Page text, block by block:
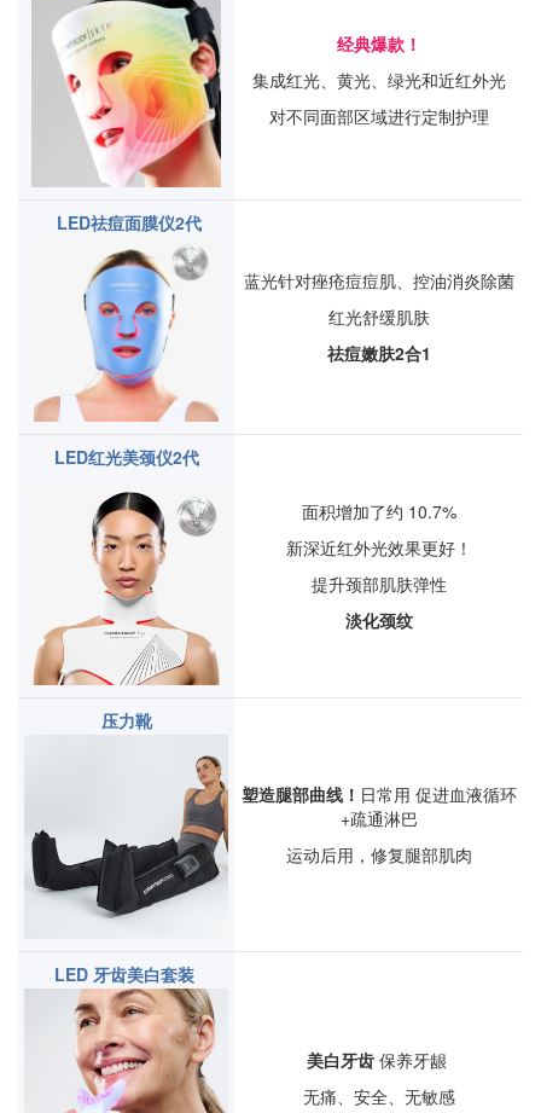
经典爆款！
集成红光、黄光、绿光和近红外光
对不同面部区域进行定制护理
LED祛痘面膜仪2代
蓝光针对痤疮痘痘肌、控油消炎除菌
红光舒缓肌肤
祛痘嫩肤2合1
LED红光美颈仪2代
面积增加了约 10.7%
新深近红外光效果更好！
提升颈部肌肤弹性
淡化颈纹
压力靴
塑造腿部曲线！ 日常用 促进血液循环
+疏通淋巴
运动后用，修复腿部肌肉
LED 牙齿美白套装
美白牙齿保养牙龈
无痛、安全、无敏感